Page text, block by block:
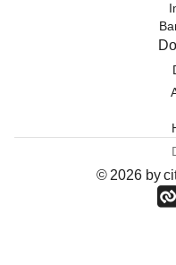
© 2026 by